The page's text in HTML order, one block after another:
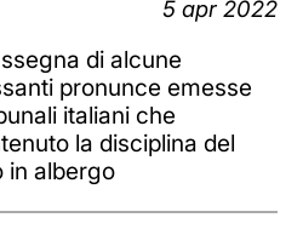
5 apr 2022
di alcune
pronunce emesse
italiani che
la disciplina del
in albergo